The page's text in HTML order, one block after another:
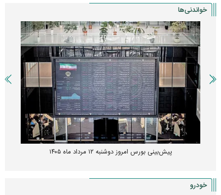
خواندنی‌ها
پیش‌بینی بورس امروز دوشنبه ۱۲ مرداد ماه ۱۴۰۵
خودرو